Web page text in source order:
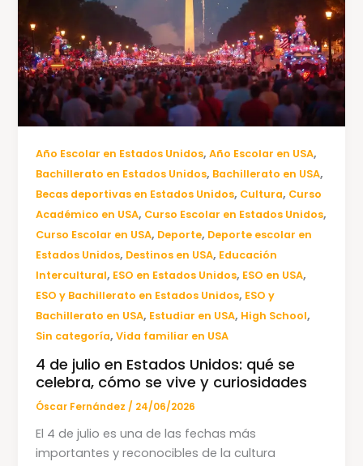
Año Escolar en Estados Unidos,Año Escolar en USA,
Bachillerato en Estados Unidos, Bachillerato en USA,
Becas deportivas en Estados Unidos, Cultura, Curso
Académico en USA, Curso Escolar en Estados Unidos,
Curso Escolar en USA, Deporte, Deporte escolar en
Estados Unidos, Destinos en USA, Educación
Intercultural, ESO en Estados Unidos, ESO en USA,
ESO y Bachillerato en Estados Unidos, ESO y
Bachillerato en USA, Estudiar en USA, High School,
Sin categoría,Vida familiar en USA
4 de julio en Estados Unidos: qué se
celebra, cómo se vive y curiosidades
Óscar Fernández / 24/06/2026
El 4 de julio es una de las fechas más
importantes y reconocibles de la cultura